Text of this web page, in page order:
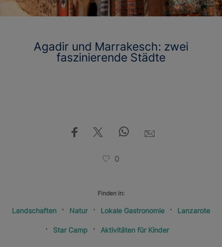
Agadir und Marrakesch: zwei
faszinierende Städte
0
Finden in:
Landschaften Natur Lokale Gastronomie Lanzarote
Star Camp Aktivitäten für Kinder